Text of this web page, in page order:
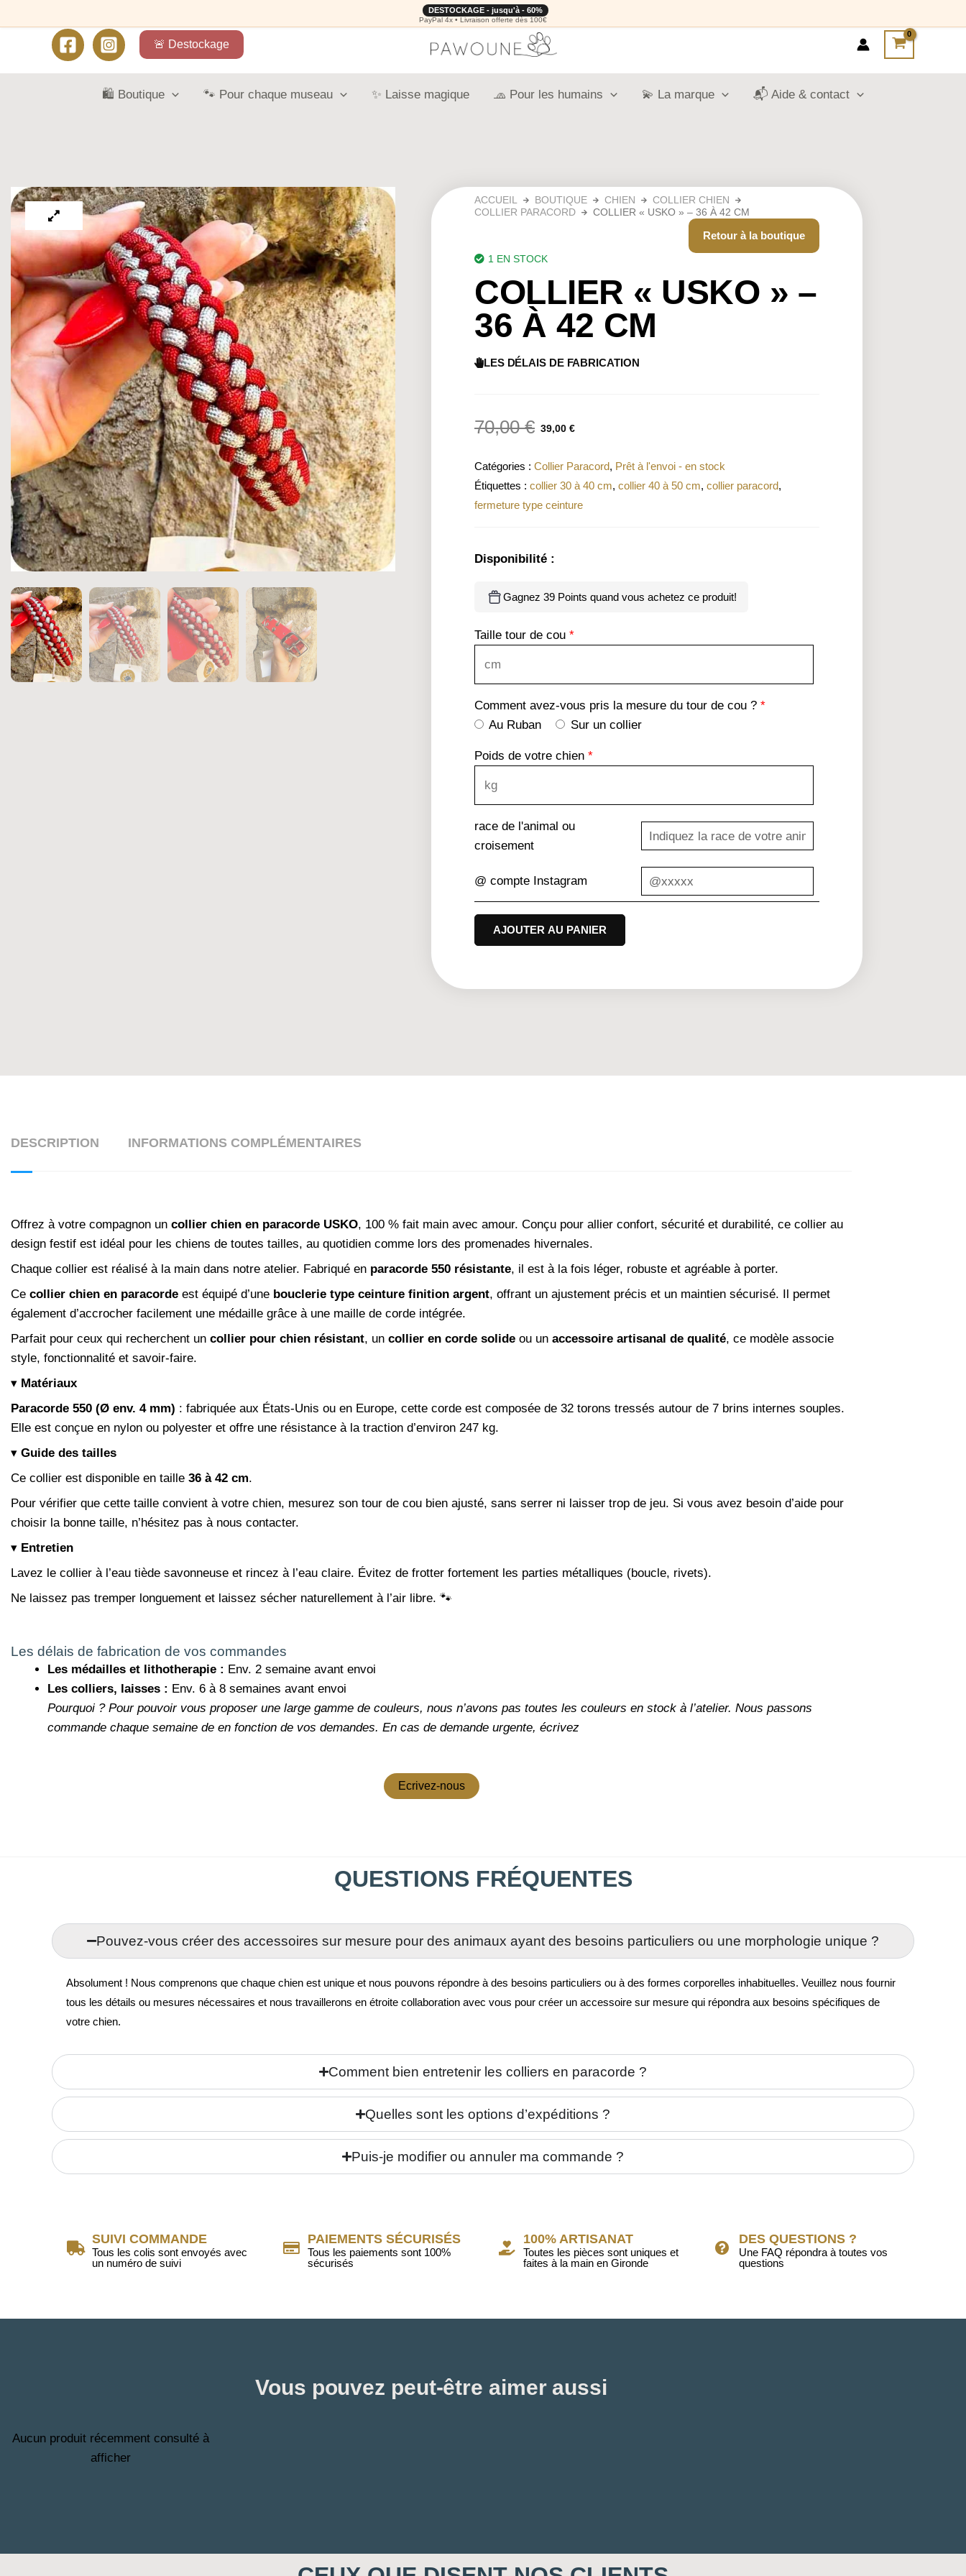
🚨 Destockage
DESTOCKAGE - jusqu'à - 60%
PayPal 4x • Livraison offerte dès 100€
🛍️ Boutique 🐾 Pour chaque museau ✨ Laisse magique 🧢 Pour les humains 💫 La marque 📬 Aide & contact
ACCUEIL BOUTIQUE CHIEN
COLLIER CHIEN
COLLIER PARACORD
COLLIER « USKO » – 36 À 42 CM
Retour à la boutique
1 EN STOCK
COLLIER « USKO » –
36 À 42 CM
LES DÉLAIS DE FABRICATION
70,00€ 39,00 €
Catégories : Collier Paracord, Prêt à l'envoi - en stock
Étiquettes : collier 30 à 40 cm, collier 40 à 50 cm, collier paracord,
fermeture type ceinture
Disponibilité :
Gagnez 39 Points quand vous achetez ce produit!
Taille tour de cou *
Comment avez-vous pris la mesure du tour de cou ? *
Au Ruban
Sur un collier
Poids de votre chien *
race de l'animal ou
croisement
@ compte Instagram
AJOUTER AU PANIER
DESCRIPTION INFORMATIONS COMPLÉMENTAIRES
Offrez à votre compagnon un collier chien en paracorde USKO, 100 % fait main avec amour. Conçu pour allier confort, sécurité et durabilité, ce collier au
design festif est idéal pour les chiens de toutes tailles, au quotidien comme lors des promenades hivernales.
Chaque collier est réalisé à la main dans notre atelier. Fabriqué en paracorde 550 résistante, il est à la fois léger, robuste et agréable à porter.
Ce collier chien en paracorde est équipé d’une bouclerie type ceinture finition argent, offrant un ajustement précis et un maintien sécurisé. Il permet
également d’accrocher facilement une médaille grâce à une maille de corde intégrée.
Parfait pour ceux qui recherchent un collier pour chien résistant, un collier en corde solide ou un accessoire artisanal de qualité, ce modèle associe
style, fonctionnalité et savoir-faire.
▾ Matériaux
Paracorde 550 (Ø env. 4 mm) : fabriquée aux États-Unis ou en Europe, cette corde est composée de 32 torons tressés autour de 7 brins internes souples.
Elle est conçue en nylon ou polyester et offre une résistance à la traction d’environ 247 kg.
▾ Guide des tailles
Ce collier est disponible en taille 36 à 42 cm.
Pour vérifier que cette taille convient à votre chien, mesurez son tour de cou bien ajusté, sans serrer ni laisser trop de jeu. Si vous avez besoin d’aide pour
choisir la bonne taille, n’hésitez pas à nous contacter.
▾ Entretien
Lavez le collier à l’eau tiède savonneuse et rincez à l’eau claire. Évitez de frotter fortement les parties métalliques (boucle, rivets).
Ne laissez pas tremper longuement et laissez sécher naturellement à l’air libre. 🐾
Les délais de fabrication de vos commandes
Les médailles et lithotherapie : Env. 2 semaine avant envoi
Les colliers, laisses : Env. 6 à 8 semaines avant envoi
Pourquoi ? Pour pouvoir vous proposer une large gamme de couleurs, nous n’avons pas toutes les couleurs en stock à l’atelier. Nous passons
commande chaque semaine de en fonction de vos demandes. En cas de demande urgente, écrivez
Ecrivez-nous
QUESTIONS FRÉQUENTES
Pouvez-vous créer des accessoires sur mesure pour des animaux ayant des besoins particuliers ou une morphologie unique ?
Absolument ! Nous comprenons que chaque chien est unique et nous pouvons répondre à des besoins particuliers ou à des formes corporelles inhabituelles. Veuillez nous fournir
tous les détails ou mesures nécessaires et nous travaillerons en étroite collaboration avec vous pour créer un accessoire sur mesure qui répondra aux besoins spécifiques de
votre chien.
Comment bien entretenir les colliers en paracorde ?
Quelles sont les options d’expéditions ?
Puis-je modifier ou annuler ma commande ?
SUIVI COMMANDE
Tous les colis sont envoyés avec
un numéro de suivi
PAIEMENTS SÉCURISÉS
Tous les paiements sont 100%
sécurisés
100% ARTISANAT
Toutes les pièces sont uniques et
faites à la main en Gironde
DES QUESTIONS ?
Une FAQ répondra à toutes vos
questions
Vous pouvez peut-être aimer aussi
Aucun produit récemment consulté à
afficher